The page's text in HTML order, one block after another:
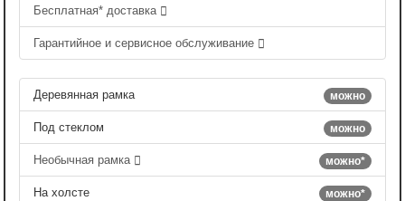
Бесплатная* доставка
Гарантийное и сервисное обслуживание
можно
Деревянная рамка
можно
Под стеклом
можно*
Необычная рамка
можно*
На холсте